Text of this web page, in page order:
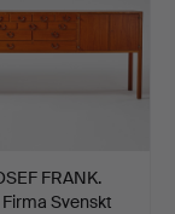
FRANK.
Svenskt